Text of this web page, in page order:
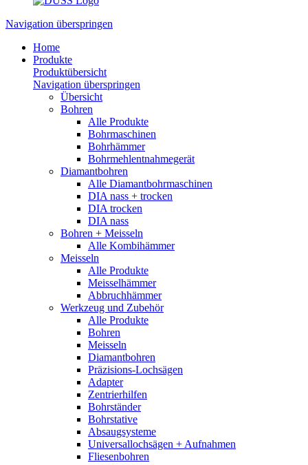
Navigation überspringen
Home
Produkte
Produktübersicht
Navigation überspringen
Übersicht
Bohren
Alle Produkte
Bohrmaschinen
Bohrhämmer
Bohrmehlentnahmegerät
Diamantbohren
Alle Diamantbohrmaschinen
DIA nass + trocken
DIA trocken
DIA nass
Bohren + Meisseln
Alle Kombihämmer
Meisseln
Alle Produkte
Meisselhämmer
Abbruchhämmer
Werkzeug und Zubehör
Alle Produkte
Bohren
Meisseln
Diamantbohren
Präzisions-Lochsägen
Adapter
Zentrierhilfen
Bohrständer
Bohrstative
Absaugsysteme
Universallochsägen + Aufnahmen
Fliesenbohren